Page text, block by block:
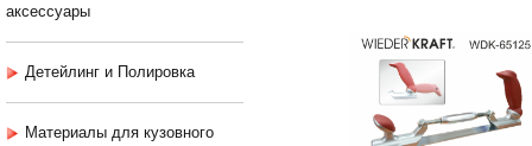
аксессуары
Детейлинг и Полировка
Материалы для кузовного